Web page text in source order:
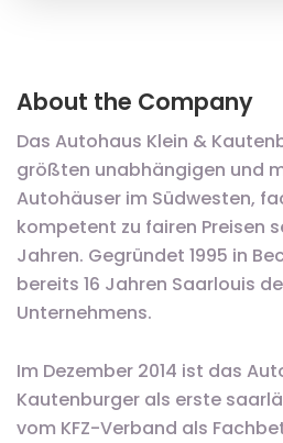
About the Company
Das Autohaus Klein &
größten unabhängigen und
Autohäuser im Südwesten,
kompetent zu fairen Preisen
Jahren. Gegründet 1995 in
bereits 16 Jahren Saarlouis
Unternehmens.
Im Dezember 2014 ist das
Kautenburger als erste
vom KFZ-Verband als